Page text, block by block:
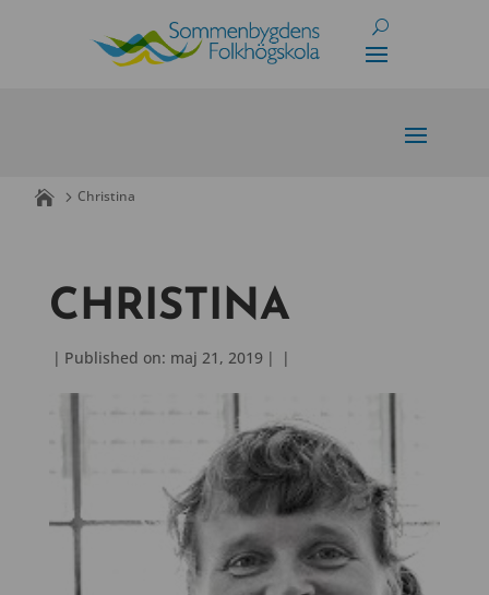
Christina
CHRISTINA
| Published on: maj 21, 2019 | |